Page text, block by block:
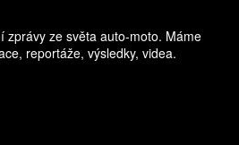
zprávy ze světa auto-moto. Máme
reportáže, výsledky, videa.